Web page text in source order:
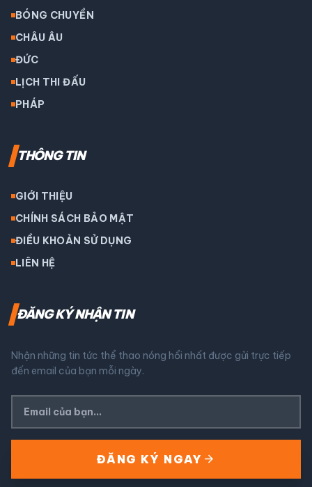
BÓNG CHUYỀN
CHÂU ÂU
ĐỨC
LỊCH THI ĐẤU
PHÁP
THÔNG TIN
GIỚI THIỆU
CHÍNH SÁCH BẢO MẬT
ĐIỀU KHOẢN SỬ DỤNG
LIÊN HỆ
ĐĂNG KÝ NHẬN TIN
Nhận những tin tức thể thao nóng hổi nhất được gửi trực tiếp
đến email của bạn mỗi ngày.
ĐĂNG KÝ NGAY arrow_forward